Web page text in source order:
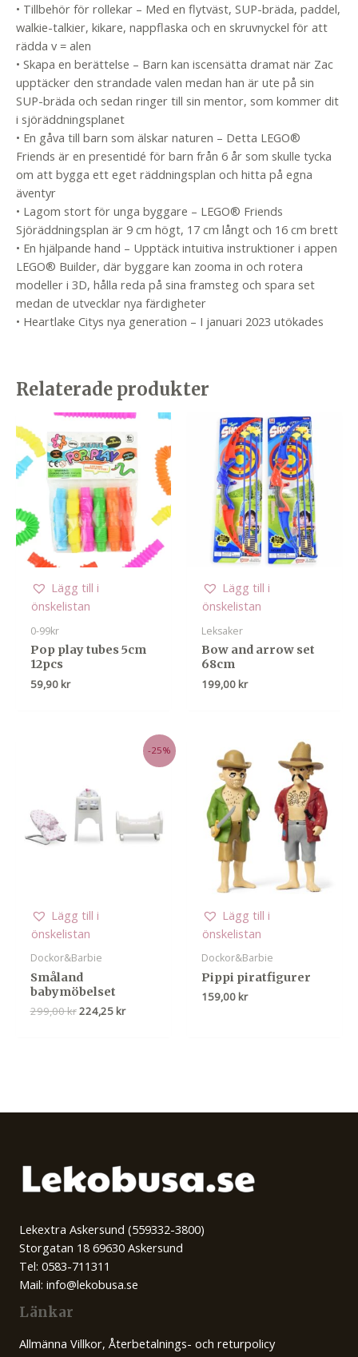
• Tillbehör för rollekar – Med en flytväst, SUP-bräda, paddel,
walkie-talkier, kikare, nappflaska och en skruvnyckel för att
rädda v = alen
• Skapa en berättelse – Barn kan iscensätta dramat när Zac
upptäcker den strandade valen medan han är ute på sin
SUP-bräda och sedan ringer till sin mentor, som kommer dit
i sjöräddningsplanet
• En gåva till barn som älskar naturen – Detta LEGO®
Friends är en presentidé för barn från 6 år som skulle tycka
om att bygga ett eget räddningsplan och hitta på egna
äventyr
• Lagom stort för unga byggare – LEGO® Friends
Sjöräddningsplan är 9 cm högt, 17 cm långt och 16 cm brett
• En hjälpande hand – Upptäck intuitiva instruktioner i appen
LEGO® Builder, där byggare kan zooma in och rotera
modeller i 3D, hålla reda på sina framsteg och spara set
medan de utvecklar nya färdigheter
• Heartlake Citys nya generation – I januari 2023 utökades
Relaterade produkter
Lägg till i
önskelistan
0-99kr
Pop play tubes 5cm
12pcs
59,90 kr
Lägg till i
önskelistan
Leksaker
Bow and arrow set
68cm
199,00 kr
-25%
Lägg till i
önskelistan
Dockor&Barbie
Småland
babymöbelset
299,00krDet
224,25 krDet
Lägg till i
önskelistan
Dockor&Barbie
Pippi piratfigurer
159,00 kr
Lekextra Askersund (559332-3800)
Storgatan 18 69630 Askersund
Tel: 0583-711311
Mail: info@lekobusa.se
Länkar
Allmänna Villkor, Återbetalnings- och returpolicy